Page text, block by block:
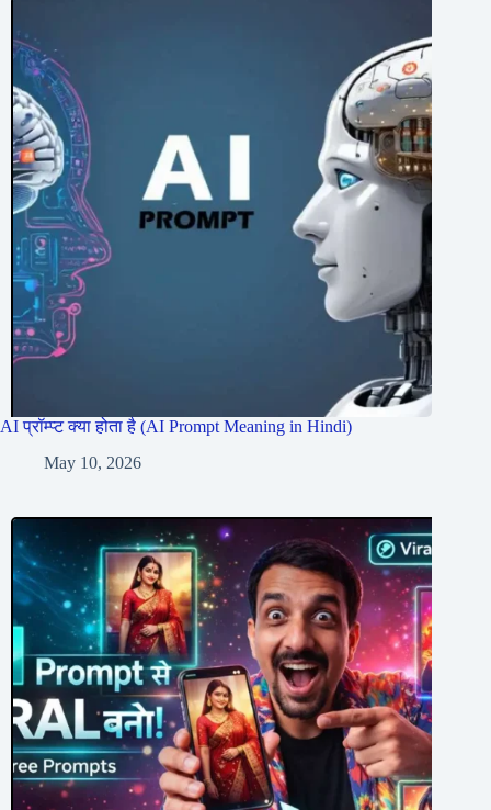
AI प्रॉम्प्ट क्या होता है (AI Prompt Meaning in Hindi)
May 10, 2026